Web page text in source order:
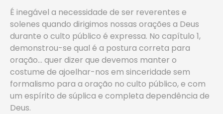
É inegável a necessidade de ser reverentes e
solenes quando dirigimos nossas orações a Deus
durante o culto público é expressa. No capítulo 1,
demonstrou-se qual é a postura correta para
oração… quer dizer que devemos manter o
costume de ajoelhar-nos em sinceridade sem
formalismo para a oração no culto público, e com
um espírito de súplica e completa dependência de
Deus.